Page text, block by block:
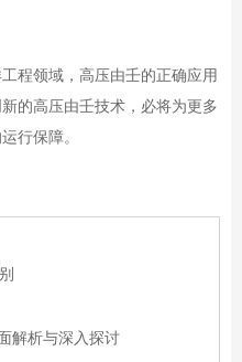
程领域，高压由壬的正确应用
的高压由壬技术，必将为更多
行保障。
解析与深入探讨